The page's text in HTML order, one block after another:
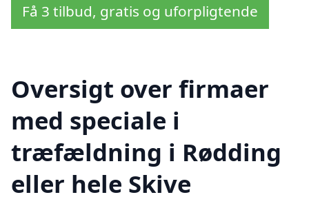
Få 3 tilbud, gratis og uforpligtende
Oversigt over firmaer
med speciale i
træfældning i Rødding
eller hele Skive